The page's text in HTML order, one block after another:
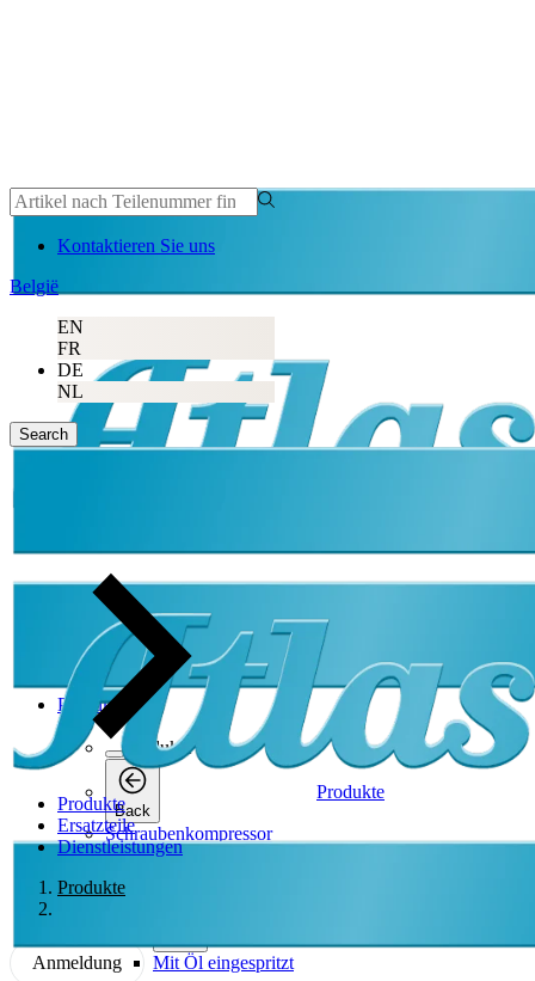
Kontaktieren Sie uns
België
EN
FR
DE
NL
Search
Produkte
Ersatzteile
Dienstleistungen
Produkte
Anmeldung
Produkte
Produkte
Back
Produkte
Schraubenkompressor
Back
Mit Öl eingespritzt